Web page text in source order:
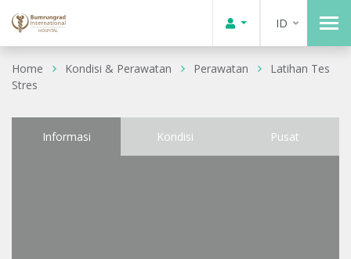
ID
Home Kondisi & Perawatan Perawatan
Latihan Tes
Stres
Informasi Kondisi Pusat